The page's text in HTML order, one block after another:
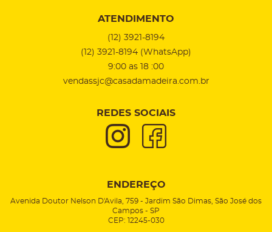
ATENDIMENTO
(12) 3921-8194
(12) 3921-8194 (WhatsApp)
9:00 as 18 :00
vendassjc@casadamadeira.com.br
REDES SOCIAIS
ENDEREÇO
Avenida Doutor Nelson D'Avila, 759 - Jardim São Dimas, São José dos
Campos - SP
CEP: 12245-030